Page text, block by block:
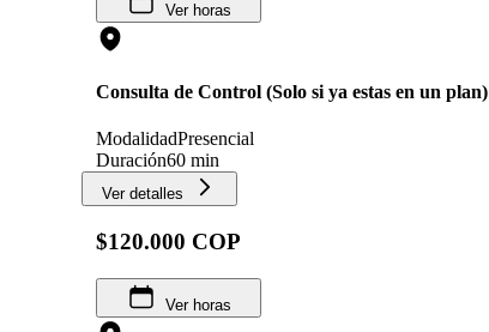
Ver horas
Consulta de Control (Solo si ya estas en un plan)
ModalidadPresencial
Duración60 min
Ver detalles
$120.000 COP
Ver horas